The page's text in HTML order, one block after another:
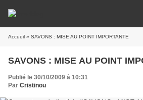
Accueil » SAVONS : MISE AU POINT IMPORTANTE
SAVONS : MISE AU POINT
Publié le 30/10/2009 à 10:31
Par Cristinou